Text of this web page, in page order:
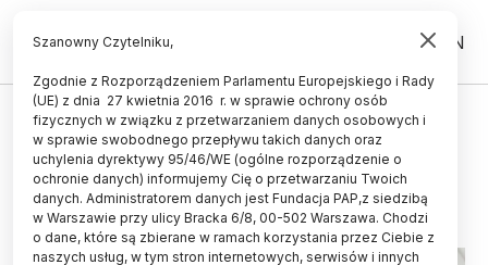
PL EN
Matczyny zapach strachu
11.08.2014
aktualizacja: 11.08.2014
2 minuty czytania
Szanowny Czytelniku,
Zgodnie z Rozporządzeniem Parlamentu Europejskiego i Rady
(UE) z dnia 27 kwietnia 2016 r. w sprawie ochrony osób
fizycznych w związku z przetwarzaniem danych osobowych i
w sprawie swobodnego przepływu takich danych oraz
uchylenia dyrektywy 95/46/WE (ogólne rozporządzenie o
ochronie danych) informujemy Cię o przetwarzaniu Twoich
danych. Administratorem danych jest Fundacja PAP,z siedzibą
w Warszawie przy ulicy Bracka 6/8, 00-502 Warszawa. Chodzi
o dane, które są zbierane w ramach korzystania przez Ciebie z
naszych usług, w tym stron internetowych, serwisów i innych